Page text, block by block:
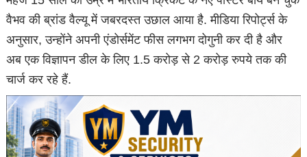
वैभव की ब्रांड वैल्यू में जबरदस्त उछाल आया है. मीड‍िया र‍िपोर्ट्स के
अनुसार, उन्होंने अपनी एंडोर्समेंट फीस लगभग दोगुनी कर दी है और
अब एक विज्ञापन डील के लिए 1.5 करोड़ से 2 करोड़ रुपये तक की
चार्ज कर रहे हैं.